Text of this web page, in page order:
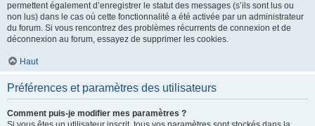
permettent également d’enregistrer le statut des messages (s’ils sont lus ou
non lus) dans le cas où cette fonctionnalité a été activée par un administrateur
du forum. Si vous rencontrez des problèmes récurrents de connexion et de
déconnexion au forum, essayez de supprimer les cookies.
Haut
Préférences et paramètres des utilisateurs
Comment puis-je modifier mes paramètres ?